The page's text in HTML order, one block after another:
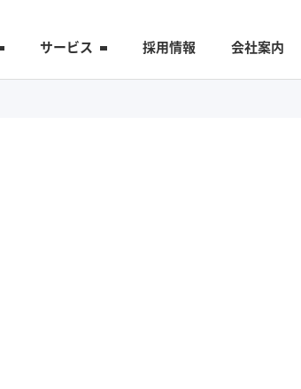
サービス 採用情報 会社案内